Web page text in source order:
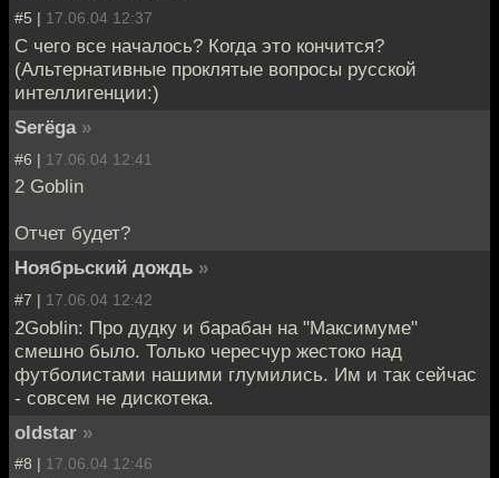
#5 | 17.06.04 12:37
С чего все началось? Когда это кончится?
(Альтернативные проклятые вопросы русской
интеллигенции:)
Serёga »
#6 | 17.06.04 12:41
2 Goblin
Отчет будет?
Ноябрьский дождь »
#7 | 17.06.04 12:42
2Goblin: Про дудку и барабан на "Максимуме"
смешно было. Только чересчур жестоко над
футболистами нашими глумились. Им и так сейчас
- совсем не дискотека.
oldstar »
#8 | 17.06.04 12:46